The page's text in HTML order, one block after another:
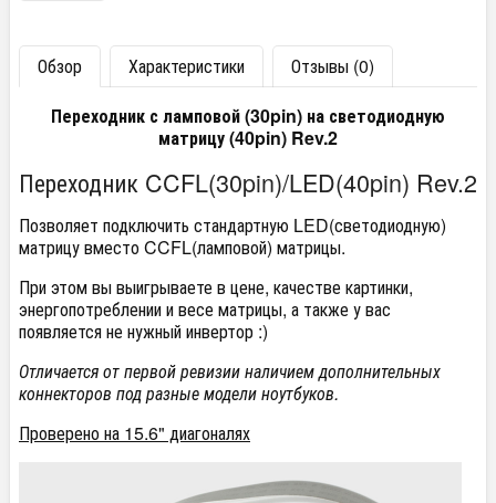
Обзор Характеристики
Отзывы (0)
Переходник с ламповой (30pin) на светодиодную
матрицу (40pin) Rev.2
Переходник CCFL(30pin)/LED(40pin) Rev.2
Позволяет подключить стандартную LED(светодиодную)
матрицу вместо CCFL(ламповой) матрицы.
При этом вы выигрываете в цене, качестве картинки,
энергопотреблении и весе матрицы, а также у вас
появляется не нужный инвертор :)
Отличается от первой ревизии наличием дополнительных
коннекторов под разные модели ноутбуков.
Проверено на 15.6" диагоналях